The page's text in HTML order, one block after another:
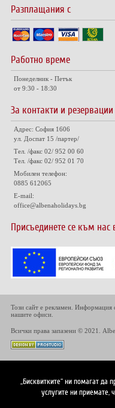
Разплащания с
Работно време
Понеделник - Петък
от 9:30 - 18:30
За контакти и резервации
Адрес: София 1606
ул. Доспат 15 /партер/
Тел. /факс 02/ 952 00 60
Тел. /факс 02/ 952 01 70
Мобилен телефон:
0885 612065
E-mail:
office@albenaholidays.bg
Присъединете се към нас
Този сайт е рекламен.
нашите офиси.
Всички права запазени © 2021.
„Бисквитките“ ни помагат да
услугите ни приемате,